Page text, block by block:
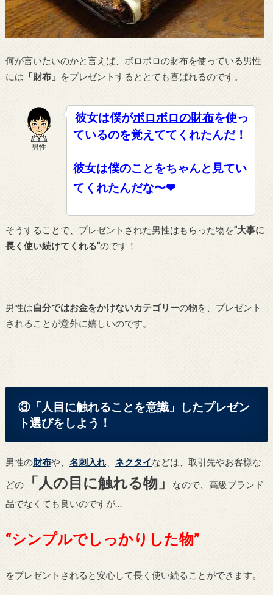
何が言いたいのかと言えば、ボロボロの財布を使っている男性
には 「財布」 をプレゼントするととても喜ばれるのです。
男性
彼女は僕がボロボロの財布を使っ
ているのを覚えててくれたんだ！
彼女は僕のことをちゃんと見てい
てくれたんだな〜❤︎
そうすることで、プレゼントされた男性はもらった物を”大事に
長く使い続けてくれる”のです！
男性は自分ではお金をかけないカテゴリーの物を、プレゼント
されることが意外に嬉しいのです。
③「人目に触れることを意識」したプレゼン
ト選びをしよう！
男性の財布や、 名刺入れ、 ネクタイなどは、取引先やお客様な
どの「人の目に触れる物」
なので、高級ブランド
品でなくても良いのですが…
“シンプルでしっかりした物”
をプレゼントされると安心して長く使い続ることができます。